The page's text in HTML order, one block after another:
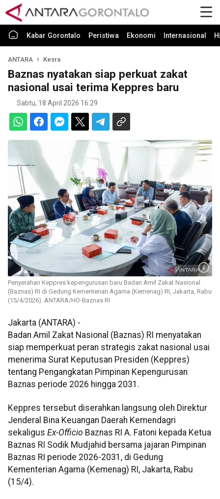
Kabar Gorontalo Peristiwa Ekonomi Internasional
ANTARA Kesra
Baznas nyatakan siap perkuat zakat
nasional usai terima Keppres baru
Sabtu, 18 April 2026 16:29
Penyerahan Keppres kepengurusan baru Badan Amil Zakat Nasional
(Baznas) RI di Gedung Kementerian Agama (Kemenag) RI, Jakarta, Rabu
(15/4/2026). ANTARA/HO-Baznas RI
Jakarta (ANTARA) -
Badan Amil Zakat Nasional (Baznas) RI menyatakan
siap memperkuat peran strategis zakat nasional usai
menerima Surat Keputusan Presiden (Keppres)
tentang Pengangkatan Pimpinan Kepengurusan
Baznas periode 2026 hingga 2031.
Keppres tersebut diserahkan langsung oleh Direktur
Jenderal Bina Keuangan Daerah Kemendagri
sekaligus Ex-Officio Baznas RI A. Fatoni kepada Ketua
Baznas RI Sodik Mudjahid bersama jajaran Pimpinan
Baznas RI periode 2026-2031, di Gedung
Kementerian Agama (Kemenag) RI, Jakarta, Rabu
(15/4).